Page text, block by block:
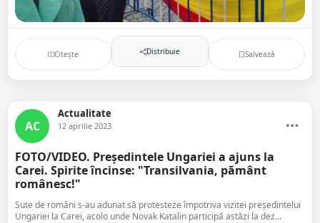
Citește Distribuie Salvează
AC
Actualitate
12 aprilie 2023
FOTO/VIDEO. Președintele Ungariei a ajuns la
Carei. Spirite încinse: "Transilvania, pământ
românesc!"
Sute de români s-au adunat să protesteze împotriva vizitei președintelui
Ungariei la Carei, acolo unde Novak Katalin participă astăzi la dez...